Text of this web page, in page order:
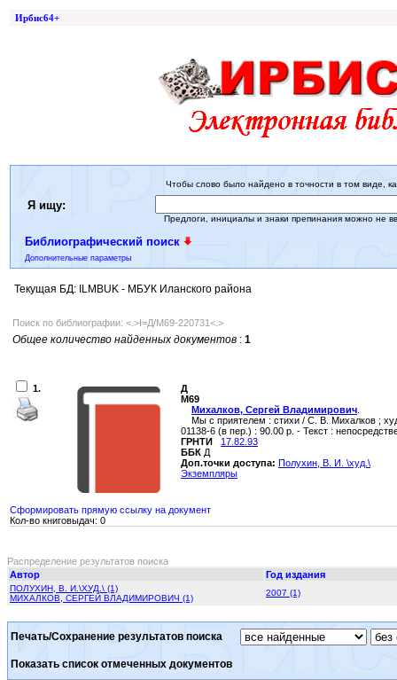
Ирбис64+
Я ищу:
Чтобы слово было найдено в точности в том виде,
Предлоги, инициалы и знаки препинания можно не
Библиографический поиск
Дополнительные параметры
Текущая БД: ILMBUK - МБУК Иланского района
Поиск по библиографии: <.>I=Д/М69-220731<.>
Общее количество найденных документов : 1
1.
Д
М69
Михалков, Сергей Владимирович
Мы с приятелем : стихи / С. В. Михалков ;
01138-6 (в пер.) : 90.00 р. - Текст :
ГРНТИ
17.82.93
ББК Д
Доп.точки доступа: Полухин, В. И. \худ.\
Экземпляры
Сформировать прямую ссылку на документ
Кол-во книговыдач: 0
Распределение результатов поиска
Автор
Год издания
ПОЛУХИН, В. И.\ХУД.\ (1)
МИХАЛКОВ, СЕРГЕЙ ВЛАДИМИРОВИЧ (1)
2007 (1)
Печать/Сохранение результатов поиска
Показать список отмеченных документов